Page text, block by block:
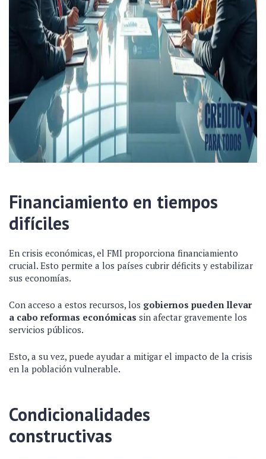
Financiamiento en tiempos
difíciles
En crisis económicas, el FMI proporciona financiamiento
crucial. Esto permite a los países cubrir déficits y estabilizar
sus economías.
Con acceso a estos recursos, los gobiernos pueden llevar
a cabo reformas económicas sin afectar gravemente los
servicios públicos.
Esto, a su vez, puede ayudar a mitigar el impacto de la crisis
en la población vulnerable.
Condicionalidades
constructivas